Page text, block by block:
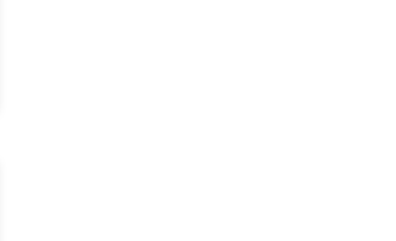
月 4 12:44午前 PDT